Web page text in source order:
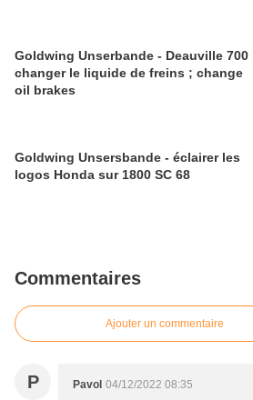
Goldwing Unserbande - Deauville 700
changer le liquide de freins ; change
oil brakes
Goldwing Unsersbande - éclairer les
logos Honda sur 1800 SC 68
Commentaires
Ajouter un commentaire
P Pavol 04/12/2022 08:35